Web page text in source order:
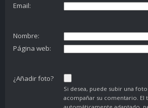
Email:
Nombre:
Página web:
¿Añadir foto?
Si desea, puede subir una
acompañar su comentario. El